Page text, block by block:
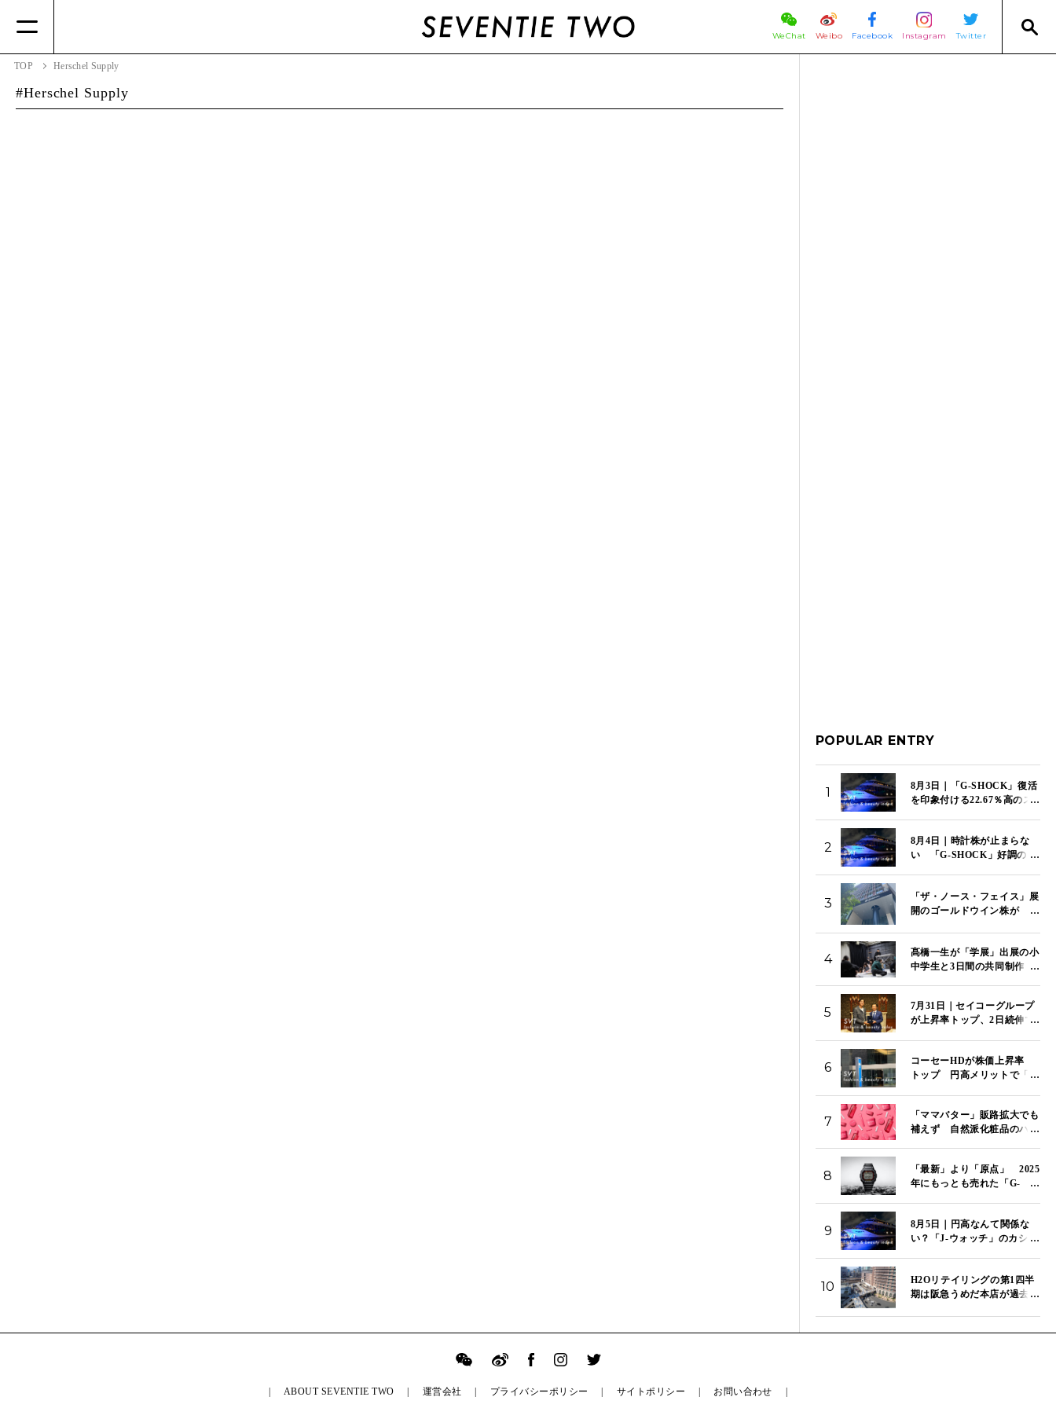
WeChat Weibo Facebook Instagram Twitter
TOP Herschel Supply
Herschel Supply
POPULAR ENTRY
1
8月3日｜「G-SHOCK」復活
を印象付ける22.67％高のス
ス」は14,117ポイント
2
8月4日｜時計株が止まらな
い 「G-SHOCK」好調のカ
「SVT インデックス」は
14,081ポイント
3
「ザ・ノース・フェイス」展
開のゴールドウイン株が
り
4
髙橋一生が「学展」出展の小
中学生と3日間の共同制作
5
7月31日｜セイコーグループ
が上昇率トップ、2日続伸で
安 「SVT インデックス」
は13,967ポイント
6
コーセーHDが株価上昇率
トップ 円高メリットで「J-
引 「SVT インデックス」
は14,272ポイント｜8月6日
7
「ママバター」販路拡大でも
補えず 自然派化粧品のハウ
8
「最新」より「原点」 2025
年にもっとも売れた「G-
9
8月5日｜円高なんて関係な
い？「J-ウォッチ」のカシ
インデックス」は13,980ポイ
ント
10
H2Oリテイリングの第1四半
期は阪急うめだ本店が過去最
ABOUT SEVENTIE TWO 運営会社 プライバシーポリシー サイトポリシー お問い合わせ